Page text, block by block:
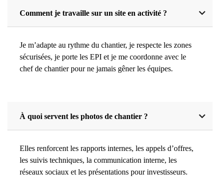
Comment je travaille sur un site en activité ?
Je m’adapte au rythme du chantier, je respecte les zones
sécurisées, je porte les EPI et je me coordonne avec le
chef de chantier pour ne jamais gêner les équipes.
À quoi servent les photos de chantier ?
Elles renforcent les rapports internes, les appels d’offres,
les suivis techniques, la communication interne, les
réseaux sociaux et les présentations pour investisseurs.